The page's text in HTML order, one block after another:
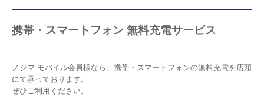
携帯・スマートフォン 無料充電サービス
ノジマ モバイル会員様なら、携帯・スマートフォンの無料充電を店頭
にて承っております。
ぜひご利用ください。